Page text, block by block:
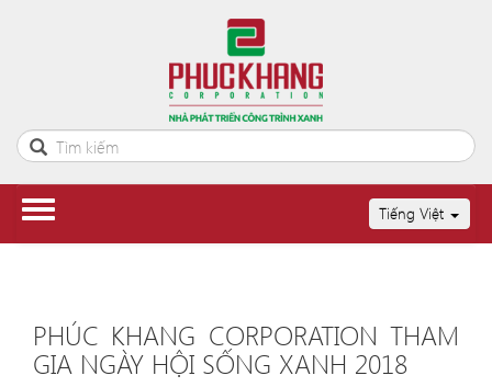
Tiếng Việt
PHÚC KHANG CORPORATION THAM
GIA NGÀY HỘI SỐNG XANH 2018